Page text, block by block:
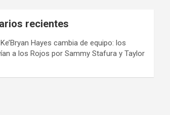
recientes
Ke’Bryan Hayes cambia de equipo: los
a los Rojos por Sammy Stafura y Taylor